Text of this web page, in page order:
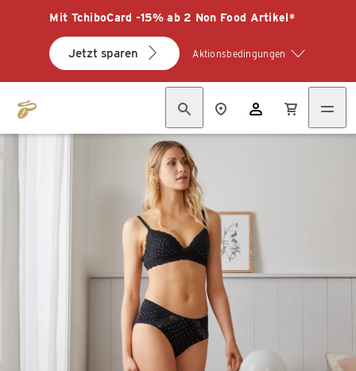
Mit TchiboCard -15% ab 2 Non Food Artikel*
Jetzt sparen Aktionsbedingungen